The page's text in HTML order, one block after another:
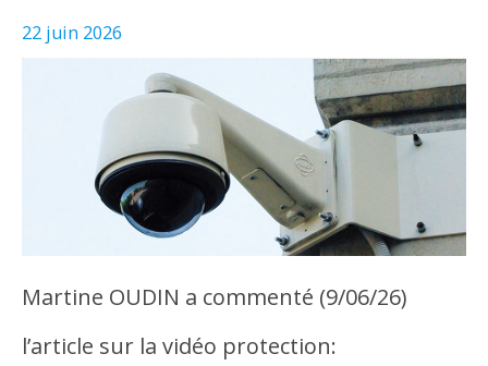
22 juin 2026
Martine OUDIN a commenté (9/06/26)
l’article sur la vidéo protection: